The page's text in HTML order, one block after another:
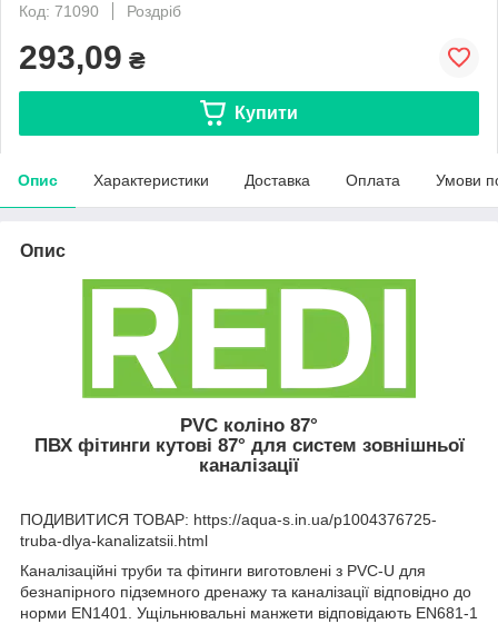
Код: 71090
Роздріб
293,09 ₴
Купити
Опис Характеристики Доставка Оплата Умови
Опис
PVC коліно 87°
ПВХ фітинги кутові 87° для систем зовнішньої
каналізації
ПОДИВИТИСЯ ТОВАР: https://aqua-s.in.ua/p1004376725-
truba-dlya-kanalizatsii.html
Каналізаційні труби та фітинги виготовлені з PVC-U для
безнапірного підземного дренажу та каналізації відповідно до
норми EN1401. Ущільнювальні манжети відповідають EN681-1